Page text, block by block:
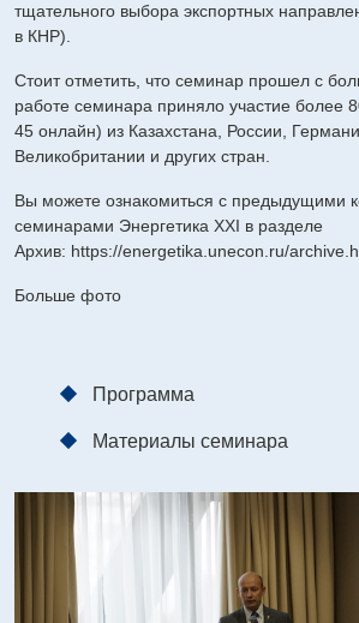
тщательного выбора экспортных
в КНР).
Стоит отметить, что семинар прошел с
работе семинара приняло участие более
45 онлайн) из Казахстана, России,
Великобритании и других стран.
Вы можете ознакомиться с предыдущими
семинарами Энергетика XXI в разделе
Архив: https://energetika.unecon.ru/
Больше фото
Программа
Материалы семинара